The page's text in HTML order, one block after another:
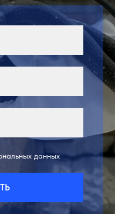
данных